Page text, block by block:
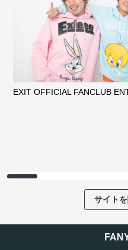
EXIT OFFICIAL FANCLUB
サイト